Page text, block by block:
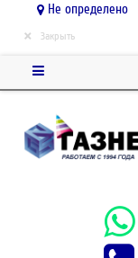
Не определено
× Закрыть